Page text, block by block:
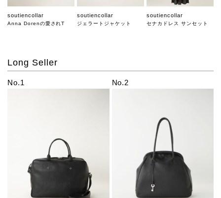
soutiencollar
Anna Dorenの愛されT
soutiencollar
ジェラートジャケット
soutiencollar
セナカドレス サンセット
Long Seller
No.1 No.2